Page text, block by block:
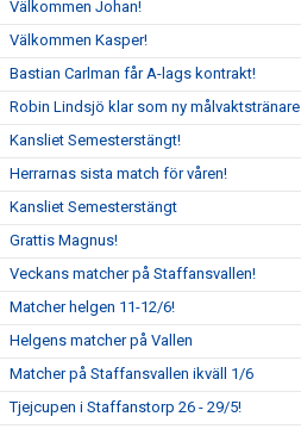
Välkommen Johan!
Välkommen Kasper!
Bastian Carlman får A-lags kontrakt!
Robin Lindsjö klar som ny målvaktstränare
Kansliet Semesterstängt!
Herrarnas sista match för våren!
Kansliet Semesterstängt
Grattis Magnus!
Veckans matcher på Staffansvallen!
Matcher helgen 11-12/6!
Helgens matcher på Vallen
Matcher på Staffansvallen ikväll 1/6
Tjejcupen i Staffanstorp 26 - 29/5!